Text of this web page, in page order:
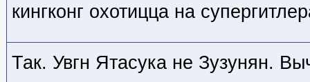
кингконг охотицца на
Так. Увгн Ятасука не Зузунян.